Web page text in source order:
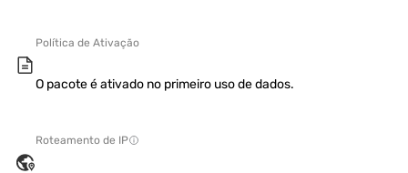
Política de Ativação
O pacote é ativado no primeiro uso de dados.
Roteamento de IP